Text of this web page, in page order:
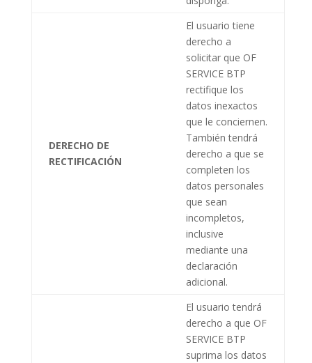
DERECHO DE
RECTIFICACIÓN
El usuario tiene
derecho a
solicitar que OF
SERVICE BTP
rectifique los
datos inexactos
que le conciernen.
También tendrá
derecho a que se
completen los
datos personales
que sean
incompletos,
inclusive
mediante una
declaración
adicional.
El usuario tendrá
derecho a que OF
SERVICE BTP
suprima los datos